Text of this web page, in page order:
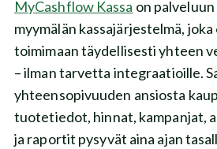
MyCashflow Kassa on
myymälän kassajärjestelmä,
toimimaan täydellisesti yhteen
– ilman tarvetta integraatioille.
yhteensopivuuden ansiosta
tuotetiedot, hinnat, kampanjat,
ja raportit pysyvät aina ajan